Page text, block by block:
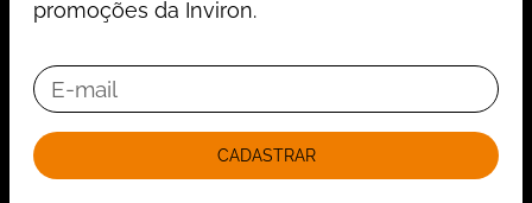
promoções da Inviron.
CADASTRAR